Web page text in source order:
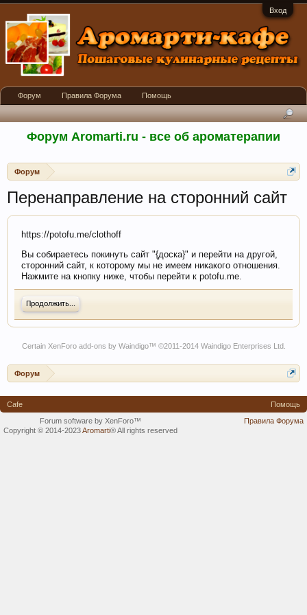
Вход
Форум Aromarti.ru - все об ароматерапии
Форум
Перенаправление на сторонний сайт
https://potofu.me/clothoff
Вы собираетесь покинуть сайт "{доска}" и перейти на другой,
сторонний сайт, к которому мы не имеем никакого отношения.
Нажмите на кнопку ниже, чтобы перейти к potofu.me.
Продолжить...
Certain XenForo add-ons by Waindigo™ ©2011-2014 Waindigo Enterprises Ltd.
Форум
Форум Правила Форума Помощь
Cafe
Помощь
Правила Форума
Forum software by XenForo™
Copyright © 2014-2023Aromarti®All rights reserved